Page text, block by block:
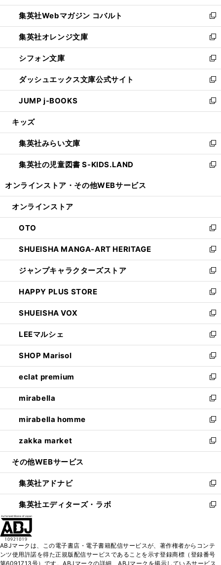
開
く
ウ
で
開
く
ン
ド
ウ
で
開
く
ウ
ィ
ン
ド
ウ
で
開
く
集英社Webマガジン コバルト
新
し
い
ウ
ィ
ン
ド
ウ
で
開
集英社オレンジ文庫
新
し
い
ウ
ィ
ン
ド
ウ
開
く
シフォン文庫
新
し
い
ウ
ィ
ン
ウ
で
開
く
ダッシュエックス文庫公式サイト
新
し
い
ウ
ン
ド
ウ
で
JUMP j-BOOKS
新
し
ウ
ィ
ン
ド
開
キッズ
集英社みらい文庫
新
し
い
ン
ウ
で
開
く
集英社の児童図書 S-KIDS.LAND
新
ウ
ン
ド
ウ
で
開
く
オンラインストア・ その他WEBサービス
オンラインストア
OTO
新
し
い
ウ
ィ
ン
ド
ウ
で
開
く
SHUEISHA MANGA-ART HERITAGE
新
し
い
ウ
ィ
ン
ド
ウ
で
開
く
ジャンプキャラクターズストア
新
し
い
ウ
ィ
ン
ド
ウ
で
開
く
HAPPY PLUS STORE
新
し
い
ウ
ィ
ン
ド
ウ
で
開
く
SHUEISHA VOX
新
し
い
ウ
ィ
ン
ド
ウ
で
開
く
LEEマルシェ
新
し
い
ウ
ィ
ン
ド
ウ
で
開
く
SHOP Marisol
新
し
い
ウ
ィ
ン
ド
ウ
で
開
eclat premium
新
し
い
ウ
ィ
ン
ド
ウ
開
く
mirabella
新
し
い
ウ
ィ
ン
ウ
で
開
く
mirabella homme
新
し
い
ウ
ン
ド
ウ
で
zakka market
新
し
ウ
ィ
ン
ド
く
その他WEBサービス
集英社アドナビ
新
し
い
ド
ウ
集英社エディターズ・ラボ
新
ィ
ン
ABJマークは、この電子書店・電子書籍配信サービスが、著作権者からコンテ
ンツ使用許諾を得た正規版配信サービスであることを示す登録商標（登録番号
第6091713号）です。ABJマークの詳細、ABJマークを掲示しているサービス